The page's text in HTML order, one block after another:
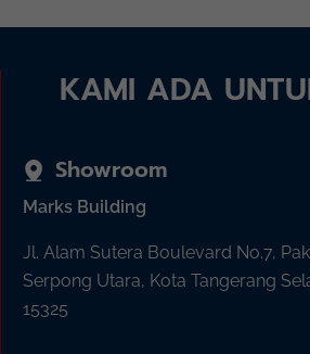
KAMI ADA
Showroom
Marks Building
Jl. Alam Sutera Boulevard No.7,
Serpong Utara, Kota Tangerang
15325